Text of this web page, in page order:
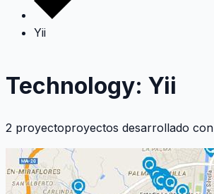
Yii
Technology: Yii
2 proyectoproyectos desarrollado con